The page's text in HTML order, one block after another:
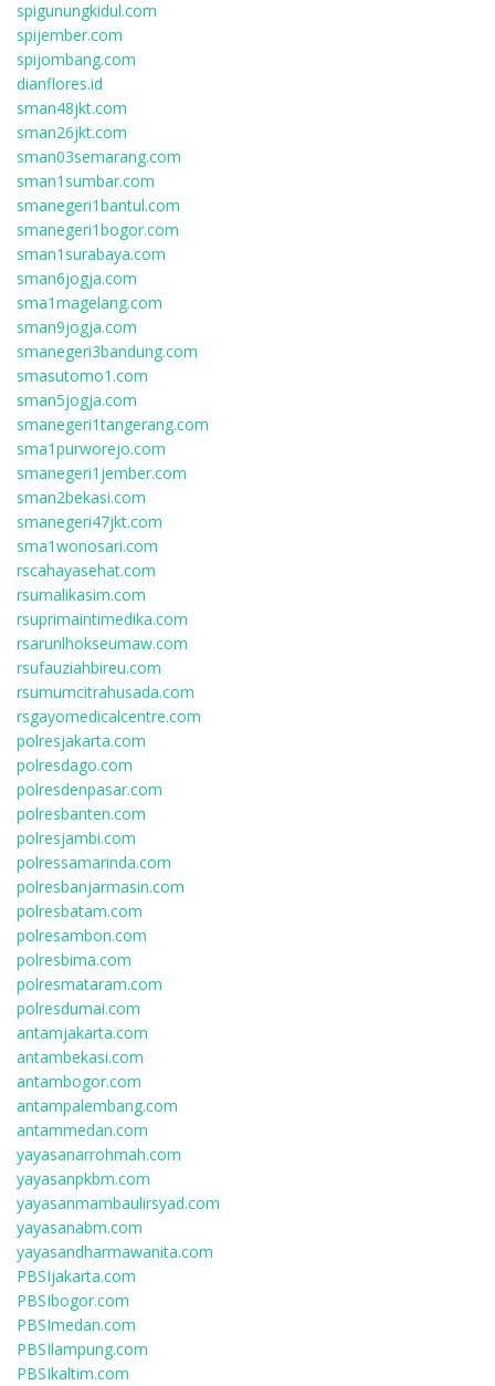
spigunungkidul.com
spijember.com
spijombang.com
dianflores.id
sman48jkt.com
sman26jkt.com
sman03semarang.com
sman1sumbar.com
smanegeri1bantul.com
smanegeri1bogor.com
sman1surabaya.com
sman6jogja.com
sma1magelang.com
sman9jogja.com
smanegeri3bandung.com
smasutomo1.com
sman5jogja.com
smanegeri1tangerang.com
sma1purworejo.com
smanegeri1jember.com
sman2bekasi.com
smanegeri47jkt.com
sma1wonosari.com
rscahayasehat.com
rsumalikasim.com
rsuprimaintimedika.com
rsarunlhokseumaw.com
rsufauziahbireu.com
rsumumcitrahusada.com
rsgayomedicalcentre.com
polresjakarta.com
polresdago.com
polresdenpasar.com
polresbanten.com
polresjambi.com
polressamarinda.com
polresbanjarmasin.com
polresbatam.com
polresambon.com
polresbima.com
polresmataram.com
polresdumai.com
antamjakarta.com
antambekasi.com
antambogor.com
antampalembang.com
antammedan.com
yayasanarrohmah.com
yayasanpkbm.com
yayasanmambaulirsyad.com
yayasanabm.com
yayasandharmawanita.com
PBSIjakarta.com
PBSIbogor.com
PBSImedan.com
PBSIlampung.com
PBSIkaltim.com